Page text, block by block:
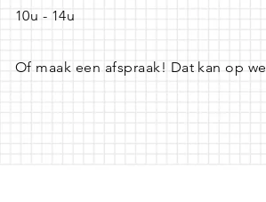
10u - 14u
Of maak een afspraak! Dat kan op